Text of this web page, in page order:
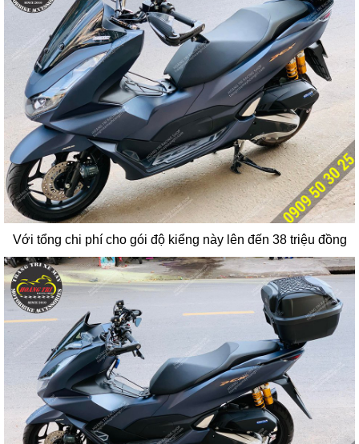
Với tổng chi phí cho gói độ kiểng này lên đến 38 triệu đồng